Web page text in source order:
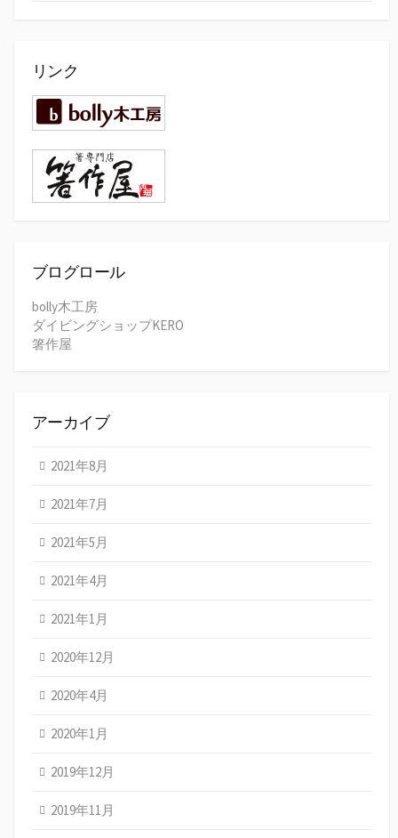
リンク
ブログロール
bolly木工房
ダイビングショップKERO
箸作屋
アーカイブ
2021年8月
2021年7月
2021年5月
2021年4月
2021年1月
2020年12月
2020年4月
2020年1月
2019年12月
2019年11月